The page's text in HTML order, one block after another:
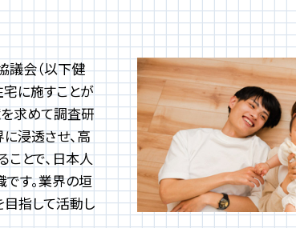
議会（以下健
宅に施すことが
求めて調査研
浸透させ、高
とで、日本人
す。業界の垣
指して活動し